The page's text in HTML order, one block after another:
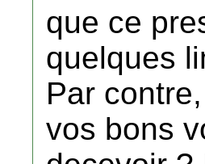
que ce
quelques
Par
vos bons